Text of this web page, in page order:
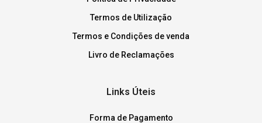
Termos de Utilização
Termos e Condições de venda
Livro de Reclamações
Links Úteis
Forma de Pagamento